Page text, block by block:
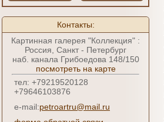
Контакты:
Картинная галерея "Коллекция" :
Россия, Санкт - Петербург
наб. канала Грибоедова 148/150
посмотреть на карте
тел: +79219520128
+79646103876
e-mail:petroartru@mail.ru